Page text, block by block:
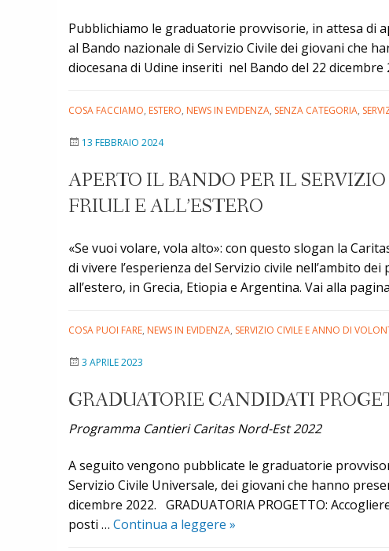
Pubblichiamo le graduatorie provvisorie, in attesa di
al Bando nazionale di Servizio Civile dei giovani che
diocesana di Udine inseriti nel Bando del 22 dicembre
COSA FACCIAMO, ESTERO, NEWS IN EVIDENZA, SENZA CATEGORIA,
13 FEBBRAIO 2024
APERTO IL BANDO PER IL
FRIULI E ALL’ESTERO
«Se vuoi volare, vola alto»: con questo slogan la
di vivere l’esperienza del Servizio civile nell’ambito
all’estero, in Grecia, Etiopia e Argentina. Vai alla
COSA PUOI FARE, NEWS IN EVIDENZA, SERVIZIO CIVILE E ANNO DI
3 APRILE 2023
GRADUATORIE CANDIDATI
Programma Cantieri Caritas Nord-Est 2022
A seguito vengono pubblicate le graduatorie
Servizio Civile Universale, dei giovani che hanno
dicembre 2022. GRADUATORIA PROGETTO:
posti … Continua a leggere Graduatorie
»